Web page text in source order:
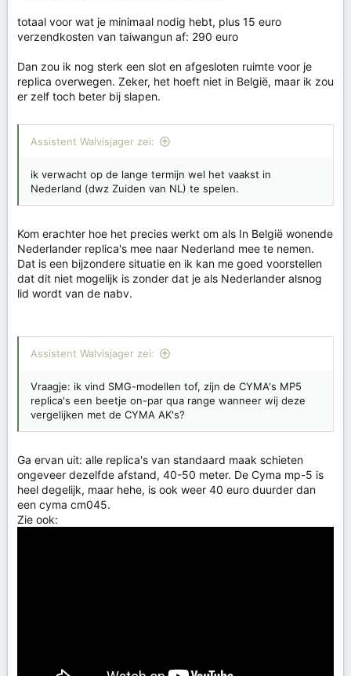
totaal voor wat je minimaal nodig hebt, plus 15 euro
verzendkosten van taiwangun af: 290 euro
Dan zou ik nog sterk een slot en afgesloten ruimte voor je
replica overwegen. Zeker, het hoeft niet in België, maar ik zou
er zelf toch beter bij slapen.
Assistent Walvisjager zei:
ik verwacht op de lange termijn wel het vaakst in
Nederland (dwz Zuiden van NL) te spelen.
Kom erachter hoe het precies werkt om als In België wonende
Nederlander replica's mee naar Nederland mee te nemen.
Dat is een bijzondere situatie en ik kan me goed voorstellen
dat dit niet mogelijk is zonder dat je als Nederlander alsnog
lid wordt van de nabv.
Assistent Walvisjager zei:
Vraagje: ik vind SMG-modellen tof, zijn de CYMA's MP5
replica's een beetje on-par qua range wanneer wij deze
vergelijken met de CYMA AK's?
Ga ervan uit: alle replica's van standaard maak schieten
ongeveer dezelfde afstand, 40-50 meter. De Cyma mp-5 is
heel degelijk, maar hehe, is ook weer 40 euro duurder dan
een cyma cm045.
Zie ook: